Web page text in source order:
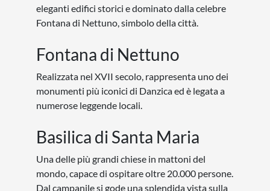
eleganti edifici storici e dominato dalla celebre
Fontana di Nettuno, simbolo della città.
Fontana di Nettuno
Realizzata nel XVII secolo, rappresenta uno dei
monumenti più iconici di Danzica ed è legata a
numerose leggende locali.
Basilica di Santa Maria
Una delle più grandi chiese in mattoni del
mondo, capace di ospitare oltre 20.000 persone.
Dal campanile si gode una splendida vista sulla